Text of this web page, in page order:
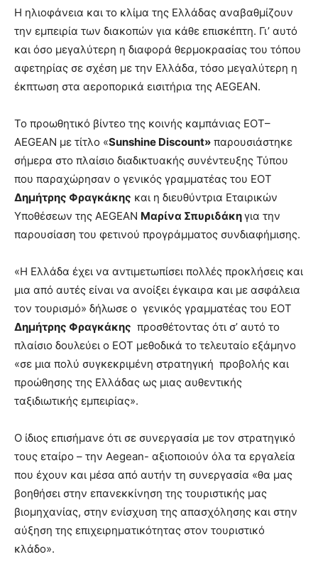
Η ηλιοφάνεια και το κλίμα της Ελλάδας αναβαθμίζουν
την εμπειρία των διακοπών για κάθε επισκέπτη. Γι’ αυτό
και όσο μεγαλύτερη η διαφορά θερμοκρασίας του τόπου
αφετηρίας σε σχέση με την Ελλάδα, τόσο μεγαλύτερη η
έκπτωση στα αεροπορικά εισιτήρια της AEGEAN.
Το προωθητικό βίντεο της κοινής καμπάνιας EOT–
AEGEAN με τίτλο «Sunshine Discount» παρουσιάστηκε
σήμερα στο πλαίσιο διαδικτυακής συνέντευξης Τύπου
που παραχώρησαν ο γενικός γραμματέας του ΕΟΤ
Δημήτρης Φραγκάκης και η διευθύντρια Εταιρικών
Υποθέσεων της AEGEAN Μαρίνα Σπυριδάκηγια την
παρουσίαση του φετινού προγράμματος συνδιαφήμισης.
«Η Ελλάδα έχει να αντιμετωπίσει πολλές προκλήσεις και
μια από αυτές είναι να ανοίξει έγκαιρα και με ασφάλεια
τον τουρισμό» δήλωσε ο γενικός γραμματέας του ΕΟΤ
Δημήτρης Φραγκάκης προσθέτοντας ότι σ’ αυτό το
πλαίσιο δουλεύει ο ΕΟΤ μεθοδικά το τελευταίο εξάμηνο
«σε μια πολύ συγκεκριμένη στρατηγική προβολής και
προώθησης της Ελλάδας ως μιας αυθεντικής
ταξιδιωτικής εμπειρίας».
Ο ίδιος επισήμανε ότι σε συνεργασία με τον στρατηγικό
τους εταίρο – την Aegean- αξιοποιούν όλα τα εργαλεία
που έχουν και μέσα από αυτήν τη συνεργασία «θα μας
βοηθήσει στην επανεκκίνηση της τουριστικής μας
βιομηχανίας, στην ενίσχυση της απασχόλησης και στην
αύξηση της επιχειρηματικότητας στον τουριστικό
κλάδο».